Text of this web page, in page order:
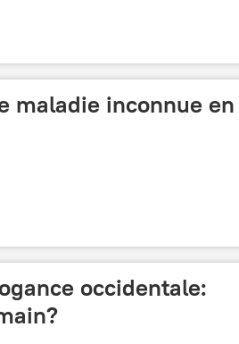
maladie inconnue en
occidentale: